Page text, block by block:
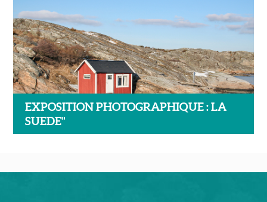
EXPOSITION PHOTOGRAPHIQUE : LA
SUEDE"